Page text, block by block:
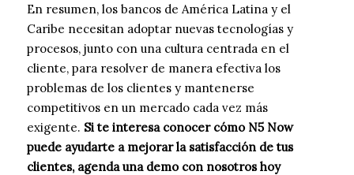
En resumen, los bancos de América Latina y el
Caribe necesitan adoptar nuevas tecnologías y
procesos, junto con una cultura centrada en el
cliente, para resolver de manera efectiva los
problemas de los clientes y mantenerse
competitivos en un mercado cada vez más
exigente. Si te interesa conocer cómo N5 Now
puede ayudarte a mejorar la satisfacción de tus
clientes, agenda una demo con nosotros hoy